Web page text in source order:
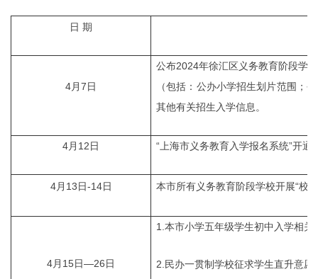
日 期
4月7日
公布2024年徐汇区义务教育阶段学
（包括：公办小学招生划片范围；
其他有关招生入学信息。
4月12日 “上海市义务教育入学报名系统”开通
4月13日-14日 本市所有义务教育阶段学校开展“校
4月15日—26日
1.本市小学五年级学生初中入学相关
2.民办一贯制学校征求学生直升意愿